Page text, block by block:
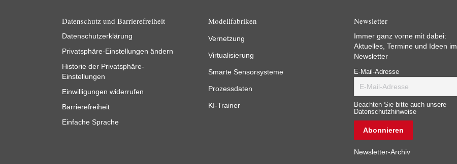
Datenschutz und Barrierefreiheit
Datenschutzerklärung
Privatsphäre-Einstellungen ändern
Historie der Privatsphäre-
Einstellungen
Einwilligungen widerrufen
Barrierefreiheit
Einfache Sprache
Modellfabriken
Vernetzung
Virtualisierung
Smarte Sensorsysteme
Prozessdaten
KI-Trainer
Newsletter
Immer ganz vorne mit dabei:
Aktuelles, Termine und Ideen im
Newsletter
E-Mail-Adresse
Beachten Sie bitte auch unsere
Datenschutzhinweise
Newsletter-Archiv